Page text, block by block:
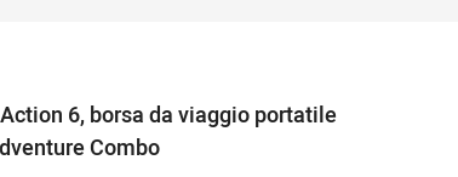
6, borsa da viaggio portatile
Combo